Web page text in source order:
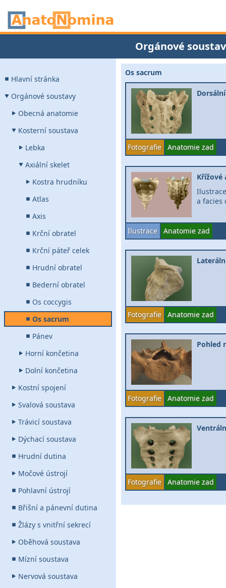
Orgánové
Hlavní stránka
Orgánové soustavy
Obecná anatomie
Kosterní soustava
Lebka
Axiální skelet
Kostra hrudníku
Atlas
Axis
Krční obratel
Krční páteř celek
Hrudní obratel
Bederní obratel
Os coccygis
Os sacrum
Pánev
Horní končetina
Dolní končetina
Kostní spojení
Svalová soustava
Trávicí soustava
Dýchací soustava
Hrudní dutina
Močové ústrojí
Pohlavní ústrojí
Břišní a pánevní dutina
Žlázy s vnitřní sekrecí
Oběhová soustava
Mízní soustava
Nervová soustava
Os sacrum
Fotografie Anatomie zad
Křížové
a facies
Ilustrace Anatomie zad
Fotografie Anatomie zad
Pohled
Fotografie Anatomie zad
Fotografie Anatomie zad